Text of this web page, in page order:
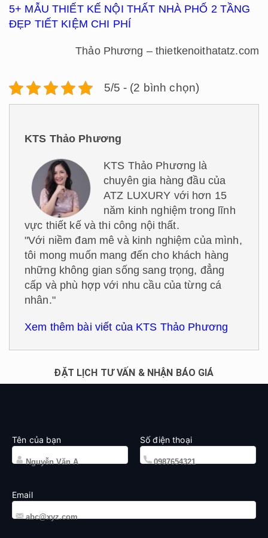
5+ MẪU THIẾT KẾ NỘI THẤT NHÀ PHỐ 2 TẦNG
ĐẸP TIẾT KIỆM CHI PHÍ
Thảo Phương – thietkenoithatatz.com
5/5 - (2 bình chọn)
KTS Thảo Phương
KTS Thảo Phương là
chuyên gia hàng đầu của
ATZ LUXURY với hơn 15
năm kinh nghiệm trong lĩnh
vực thiết kế và thi công nội thất.
"Với niềm đam mê và kinh nghiệm của mình,
tôi mong muốn mang đến cho khách hàng
những không gian sống sang trọng, đẳng
cấp và phù hợp với nhu cầu của từng cá
nhân."
Xem thêm bài viết của KTS Thảo Phương
ĐẶT LỊCH TƯ VẤN & NHẬN BÁO GIÁ
Tên của bạn Số điện thoại
Email